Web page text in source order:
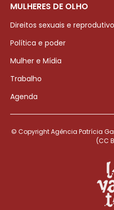
MULHERES DE OLHO
Direitos sexuais e
Política e poder
Mulher e Mídia
Trabalho
Agenda
© Copyright Agência Patrícia
(CC